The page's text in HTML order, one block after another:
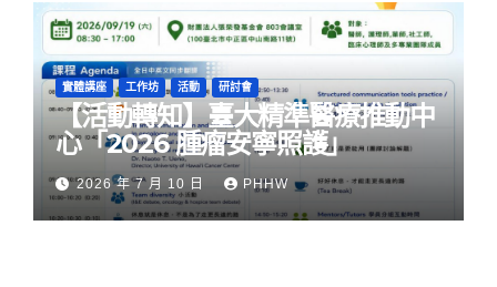
實體講座 工作坊 活動 研討會
【活動轉知】臺大精準醫療推動中
心「2026 腫瘤安寧照護」
2026 年 7 月 10 日 PHHW